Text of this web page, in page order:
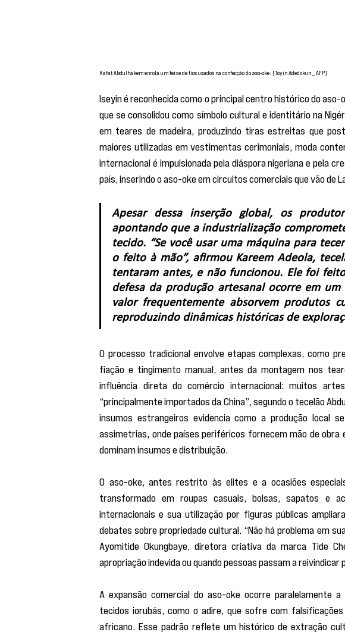
Kafat Abdulhakem enrola um feixe de fios usados ​​na confecção do aso-oke. [Toyin Adedokun _ AFP]
Iseyin é reconhecida como o principal centro histórico do
que se consolidou como símbolo cultural e identitário na
em teares de madeira, produzindo tiras estreitas que
maiores utilizadas em vestimentas cerimoniais, moda
internacional é impulsionada pela diáspora nigeriana e pela
país, inserindo o aso-oke em circuitos comerciais que vão de
Apesar dessa inserção global, os
apontando que a industrialização
tecido. “Se você usar uma máquina para
o feito à mão”, afirmou Kareem Adeola,
tentaram antes, e não funcionou. Ele foi
defesa da produção artesanal ocorre em
valor frequentemente absorvem produtos
reproduzindo dinâmicas históricas de
O processo tradicional envolve etapas complexas, como
fiação e tingimento manual, antes da montagem nos
influência direta do comércio internacional: muitos
“principalmente importados da China”, segundo o tecelão
insumos estrangeiros evidencia como a produção local
assimetrias, onde países periféricos fornecem mão de
dominam insumos e distribuição.
O aso-oke, antes restrito às elites e a ocasiões
transformado em roupas casuais, bolsas, sapatos e
internacionais e sua utilização por figuras públicas
debates sobre propriedade cultural. “Não há problema em
Ayomitide Okungbaye, diretora criativa da marca Tide
apropriação indevida ou quando pessoas passam a reivindicar
A expansão comercial do aso-oke ocorre paralelamente
tecidos iorubás, como o adire, que sofre com
africano. Esse padrão reflete um histórico de extração